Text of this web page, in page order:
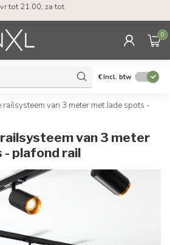
tot 21.00, za tot
0
€Incl. btw
van 3 meter met Jade spots -
van 3 meter
- plafond rail